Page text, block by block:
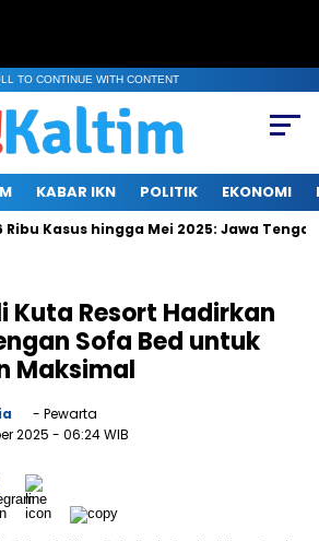
TO CONTINUE WITH CONTENT
KABAR IKN POLITIK EKONOMI
Kasus hingga Mei 2025: Jawa Tengah,
Kuta Resort Hadirkan
Sofa Bed untuk
Maksimal
- Pewarta
2025 - 06:24 WIB